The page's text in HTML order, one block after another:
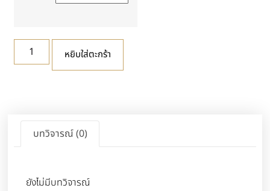
หยิบใส่ตะกร้า
บทวิจารณ์ (0)
ยังไม่มีบทวิจารณ์